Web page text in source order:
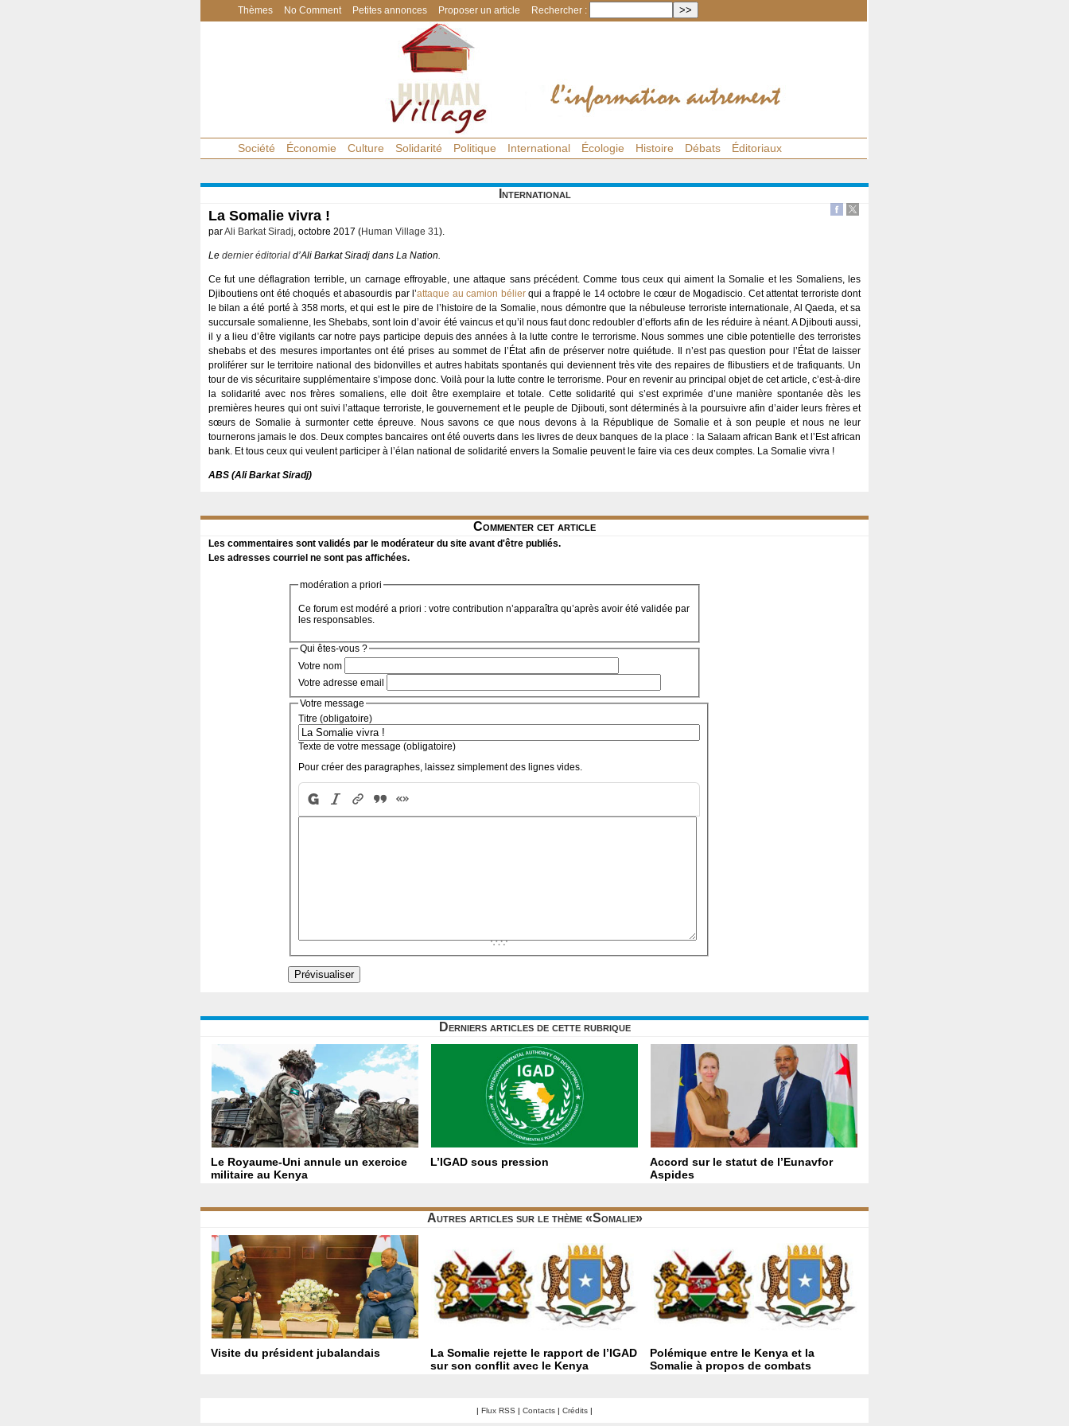
Thèmes No Comment Petites annonces Proposer un article Rechercher :
Société Économie Culture Solidarité Politique International Écologie Histoire Débats Éditoriaux
International
La Somalie vivra !
parAli Barkat Siradj, octobre 2017 (Human Village 31).
Le dernier éditorial d’Ali Barkat Siradj dans La Nation.
Ce fut une déflagration terrible, un carnage effroyable, une attaque sans précédent. Comme tous ceux qui aiment la Somalie et les Somaliens, les
Djiboutiens ont été choqués et abasourdis par l’attaque au camion bélierqui a frappé le 14 octobre le cœur de Mogadiscio. Cet attentat terroriste dont
le bilan a été porté à 358 morts, et qui est le pire de l’histoire de la Somalie, nous démontre que la nébuleuse terroriste internationale, Al Qaeda, et sa
succursale somalienne, les Shebabs, sont loin d’avoir été vaincus et qu’il nous faut donc redoubler d’efforts afin de les réduire à néant. A Djibouti aussi,
il y a lieu d’être vigilants car notre pays participe depuis des années à la lutte contre le terrorisme. Nous sommes une cible potentielle des terroristes
shebabs et des mesures importantes ont été prises au sommet de l’État afin de préserver notre quiétude. Il n’est pas question pour l’État de laisser
proliférer sur le territoire national des bidonvilles et autres habitats spontanés qui deviennent très vite des repaires de flibustiers et de trafiquants. Un
tour de vis sécuritaire supplémentaire s’impose donc. Voilà pour la lutte contre le terrorisme. Pour en revenir au principal objet de cet article, c’est-à-dire
la solidarité avec nos frères somaliens, elle doit être exemplaire et totale. Cette solidarité qui s’est exprimée d’une manière spontanée dès les
premières heures qui ont suivi l’attaque terroriste, le gouvernement et le peuple de Djibouti, sont déterminés à la poursuivre afin d’aider leurs frères et
sœurs de Somalie à surmonter cette épreuve. Nous savons ce que nous devons à la République de Somalie et à son peuple et nous ne leur
tournerons jamais le dos. Deux comptes bancaires ont été ouverts dans les livres de deux banques de la place : la Salaam african Bank et l’Est african
bank. Et tous ceux qui veulent participer à l’élan national de solidarité envers la Somalie peuvent le faire via ces deux comptes. La Somalie vivra !
ABS (Ali Barkat Siradj)
Commenter cet article
Les commentaires sont validés par le modérateur du site avant d'être publiés.
Les adresses courriel ne sont pas affichées.
modération a priori
Ce forum est modéré a priori : votre contribution n’apparaîtra qu’après avoir été validée par
les responsables.
Qui êtes-vous ?
Votre nom
Votre adresse email
Votre message
Titre (obligatoire)
Texte de votre message (obligatoire)
Pour créer des paragraphes, laissez simplement des lignes vides.
Derniers articles de cette rubrique
Le Royaume-Uni annule un exercice
militaire au Kenya
L’IGAD sous pression
Accord sur le statut de l’Eunavfor
Aspides
Autres articles sur le thème «Somalie»
Visite du président jubalandais
La Somalie rejette le rapport de l’IGAD
sur son conflit avec le Kenya
Polémique entre le Kenya et la
Somalie à propos de combats
| Flux RSS | Contacts | Crédits |